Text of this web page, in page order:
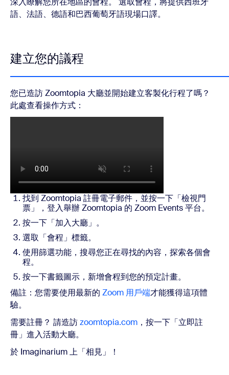
語、法語、德語和巴西葡萄牙語現場口譯。
建立您的議程
您已造訪 Zoomtopia 大廳並開始建立客製化行程了嗎？
此處查看操作方式：
找到 Zoomtopia 註冊電子郵件，並按一下「檢視門
票」，登入舉辦 Zoomtopia 的 Zoom Events 平台。
按一下「加入大廳」。
選取「會程」標籤。
使用篩選功能，搜尋您正在尋找的內容，探索各個會
程。
按一下書籤圖示，新增會程到您的預定計畫。
備註：您需要使用最新的 Zoom 用戶端才能獲得這項體
驗。
需要註冊？ 請造訪zoomtopia.com ，按一下「立即註
冊」進入活動大廳。
於 Imaginarium 上「相見」！